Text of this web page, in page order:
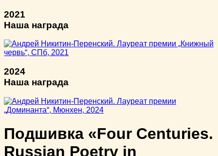
2021
Наша награда
2024
Наша награда
Подшивка «Four Centuries.
Russian Poetry in